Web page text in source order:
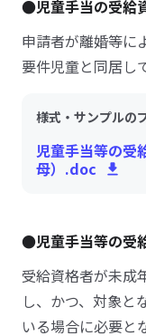
●児童手当の受給
申請者が離婚等に
要件児童と同居し
様式・サンプルの
児童手当等の受
母）.doc
●児童手当等の受
受給資格者が未成
し、かつ、対象と
いる場合に必要と